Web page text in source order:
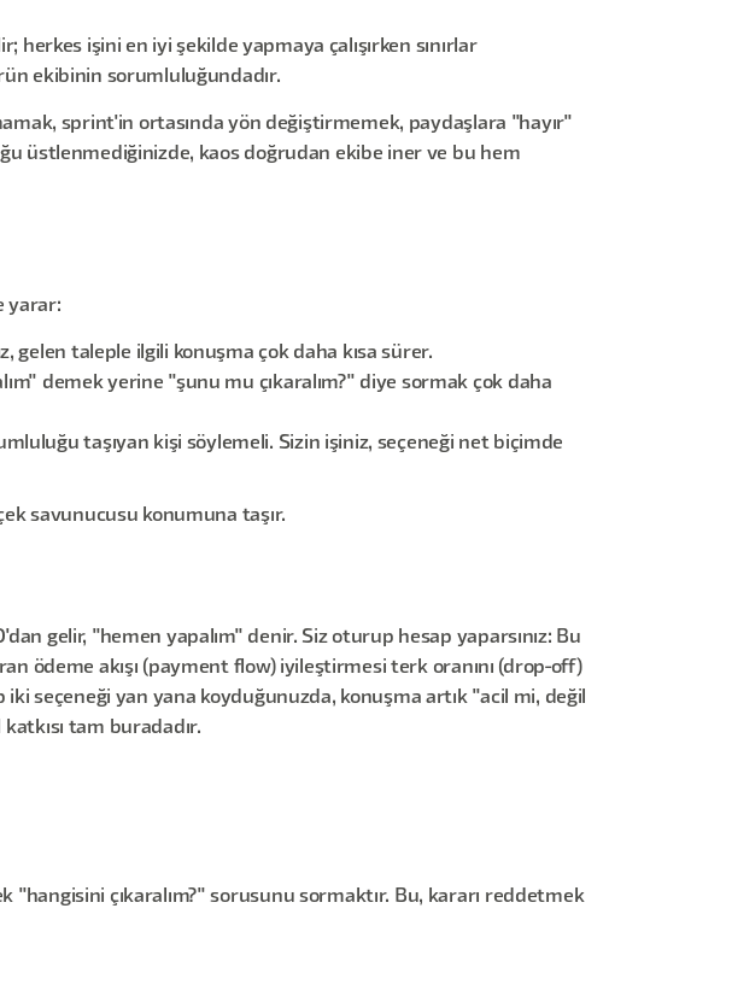
işini en iyi şekilde yapmaya çalışırken sınırlar
ekibinin sorumluluğundadır.
sprint'in ortasında yön değiştirmemek, paydaşlara "hayır"
üstlenmediğinizde, kaos doğrudan ekibe iner ve bu hem
yarar:
gelen taleple ilgili konuşma çok daha kısa sürer.
demek yerine "şunu mu çıkaralım?" diye sormak çok daha
taşıyan kişi söylemeli. Sizin işiniz, seçeneği net biçimde
savunucusu konumuna taşır.
gelir, "hemen yapalım" denir. Siz oturup hesap yaparsınız: Bu
ödeme akışı (payment flow) iyileştirmesi terk oranını (drop-off)
seçeneği yan yana koyduğunuzda, konuşma artık "acil mi, değil
tam buradadır.
çıkaralım?" sorusunu sormaktır. Bu, kararı reddetmek